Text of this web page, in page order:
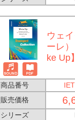
ウェ
ーレ
ke Up】
商品番号
販売価格
シリーズ